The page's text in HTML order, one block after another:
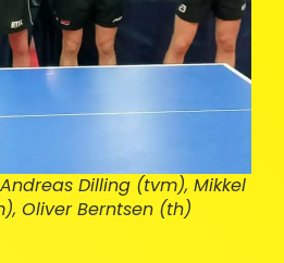
Dilling (tvm), Mikkel
Oliver Berntsen (th)